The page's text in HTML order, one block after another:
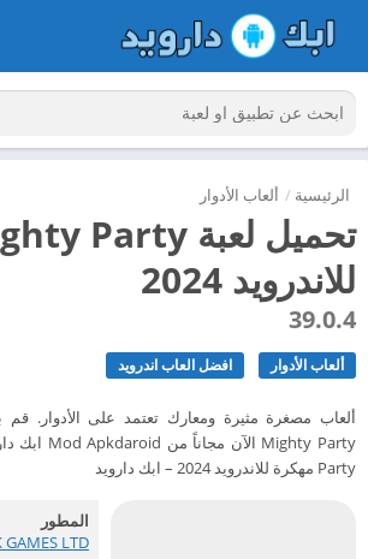
الرئيسية / ألعاب الأدوار
للاندرويد 2024
39.0.4
ألعاب الأدوار افضل العاب اندرويد
ألعاب مصغرة مثيرة ومعارك تعتمد على الأدوار. قم
Party مهكرة للاندرويد 2024 – ابك دارويد
المطور
LTD‏